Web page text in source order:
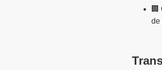
🏢
de